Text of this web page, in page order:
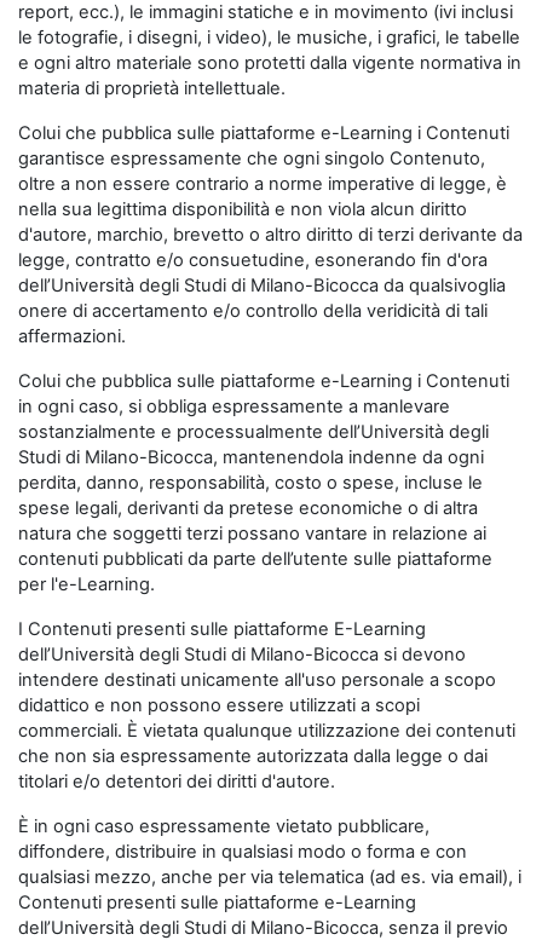
report, ecc.), le immagini statiche e in movimento (ivi inclusi
le fotografie, i disegni, i video), le musiche, i grafici, le tabelle
e ogni altro materiale sono protetti dalla vigente normativa in
materia di proprietà intellettuale.
Colui che pubblica sulle piattaforme e-Learning i Contenuti
garantisce espressamente che ogni singolo Contenuto,
oltre a non essere contrario a norme imperative di legge, è
nella sua legittima disponibilità e non viola alcun diritto
d'autore, marchio, brevetto o altro diritto di terzi derivante da
legge, contratto e/o consuetudine, esonerando fin d'ora
dell’Università degli Studi di Milano-Bicocca da qualsivoglia
onere di accertamento e/o controllo della veridicità di tali
affermazioni.
Colui che pubblica sulle piattaforme e-Learning i Contenuti
in ogni caso, si obbliga espressamente a manlevare
sostanzialmente e processualmente dell’Università degli
Studi di Milano-Bicocca, mantenendola indenne da ogni
perdita, danno, responsabilità, costo o spese, incluse le
spese legali, derivanti da pretese economiche o di altra
natura che soggetti terzi possano vantare in relazione ai
contenuti pubblicati da parte dell’utente sulle piattaforme
per l'e-Learning.
I Contenuti presenti sulle piattaforme E-Learning
dell’Università degli Studi di Milano-Bicocca si devono
intendere destinati unicamente all'uso personale a scopo
didattico e non possono essere utilizzati a scopi
commerciali. È vietata qualunque utilizzazione dei contenuti
che non sia espressamente autorizzata dalla legge o dai
titolari e/o detentori dei diritti d'autore.
È in ogni caso espressamente vietato pubblicare,
diffondere, distribuire in qualsiasi modo o forma e con
qualsiasi mezzo, anche per via telematica (ad es. via email), i
Contenuti presenti sulle piattaforme e-Learning
dell’Università degli Studi di Milano-Bicocca, senza il previo